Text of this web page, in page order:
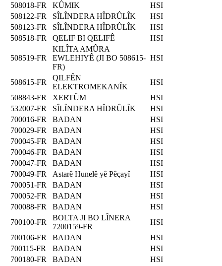
508018-FR
KÛMIK
HSI
508122-FR
SÎLÎNDERA HÎDRÛLÎK
HSI
508123-FR
SÎLÎNDERA HÎDRÛLÎK
HSI
508518-FR
QELIF BI QELIFÊ HSI
508519-FR
KILÎTA AMÛRA
EWLEHIYÊ (JI BO 508615-
FR)
HSI
508615-FR
QILFÊN
ELEKTROMEKANÎK
HSI
508843-FR
XERTÛM
HSI
532007-FR
SÎLÎNDERA HÎDRÛLÎK
HSI
700016-FR
BADAN
HSI
700029-FR
BADAN
HSI
700045-FR
BADAN
HSI
700046-FR
BADAN
HSI
700047-FR
BADAN
HSI
700049-FR
Astarê Hunelê yê Pêçayî
HSI
700051-FR
BADAN
HSI
700052-FR
BADAN
HSI
700088-FR
BADAN
HSI
700100-FR
BOLTA JI BO LÎNERA
7200159-FR
HSI
700106-FR
BADAN
HSI
700115-FR
BADAN
HSI
700180-FR
BADAN
HSI